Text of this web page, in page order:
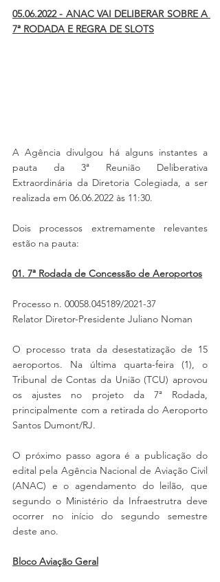
05.06.2022 - ANAC VAI DELIBERAR SOBRE A
7ª RODADA E REGRA DE SLOTS
A Agência divulgou há alguns instantes a
pauta da 3ª Reunião Deliberativa
Extraordinária da Diretoria Colegiada, a ser
realizada em 06.06.2022 às 11:30.
Dois processos extremamente relevantes
estão na pauta:
01. 7ª Rodada de Concessão de Aeroportos
Processo n. 00058.045189/2021-37
Relator Diretor-Presidente Juliano Noman
O processo trata da desestatização de 15
aeroportos. Na última quarta-feira (1), o
Tribunal de Contas da União (TCU) aprovou
os ajustes no projeto da 7ª Rodada,
principalmente com a retirada do Aeroporto
Santos Dumont/RJ.
O próximo passo agora é a publicação do
edital pela Agência Nacional de Aviação Civil
(ANAC) e o agendamento do leilão, que
segundo o Ministério da Infraestrutra deve
ocorrer no início do segundo semestre
deste ano.
Bloco Aviação Geral